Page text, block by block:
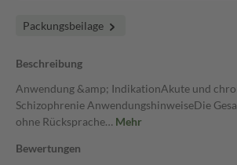
Packungsbeilage
Beschreibung
Anwendung &amp; IndikationAkute und
Schizophrenie AnwendungshinweiseDie
ohne Rücksprache… Mehr
Bewertungen